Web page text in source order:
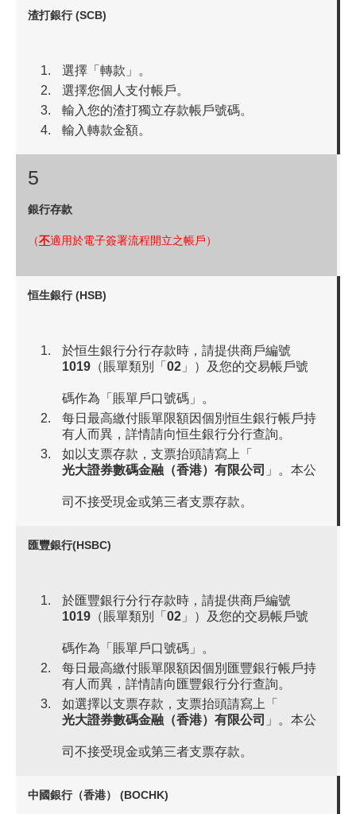
渣打銀行 (SCB)
選擇「轉款」。
選擇您個人支付帳戶。
輸入您的渣打獨立存款帳戶號碼。
輸入轉款金額。
5
銀行存款
（不適用於電子簽署流程開立之帳戶）
恒生銀行 (HSB)
於恒生銀行分行存款時，請提供商戶編號
1019 （賬單類別「 02 」）及您的交易帳戶號
碼作為「賬單戶口號碼」。
每日最高繳付賬單限額因個別恒生銀行帳戶持
有人而異，詳情請向恒生銀行分行查詢。
如以支票存款，支票抬頭請寫上「
光大證券數碼金融（香港）有限公司 」。本公
司不接受現金或第三者支票存款。
匯豐銀行(HSBC)
於匯豐銀行分行存款時，請提供商戶編號
1019 （賬單類別「 02 」）及您的交易帳戶號
碼作為「賬單戶口號碼」。
每日最高繳付賬單限額因個別匯豐銀行帳戶持
有人而異，詳情請向匯豐銀行分行查詢。
如選擇以支票存款，支票抬頭請寫上「
光大證券數碼金融（香港）有限公司 」。本公
司不接受現金或第三者支票存款。
中國銀行（香港） (BOCHK)